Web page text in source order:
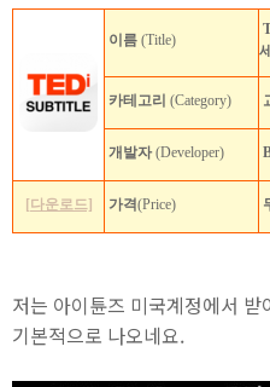
이름 (Title)
카테고리 (Category)
개발자(Developer)
[다운로드] 가격(Price)
저는 아이튠즈 미국계정에서
기본적으로 나오네요.